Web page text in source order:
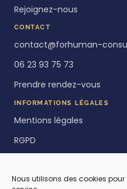
Nous utilisons des cookies
Rejoignez-nous
CONTACT
contact@forhuman-
06 23 93 75 73
Prendre rendez-vous
INFORMATIONS LÉGALES
Mentions légales
RGPD